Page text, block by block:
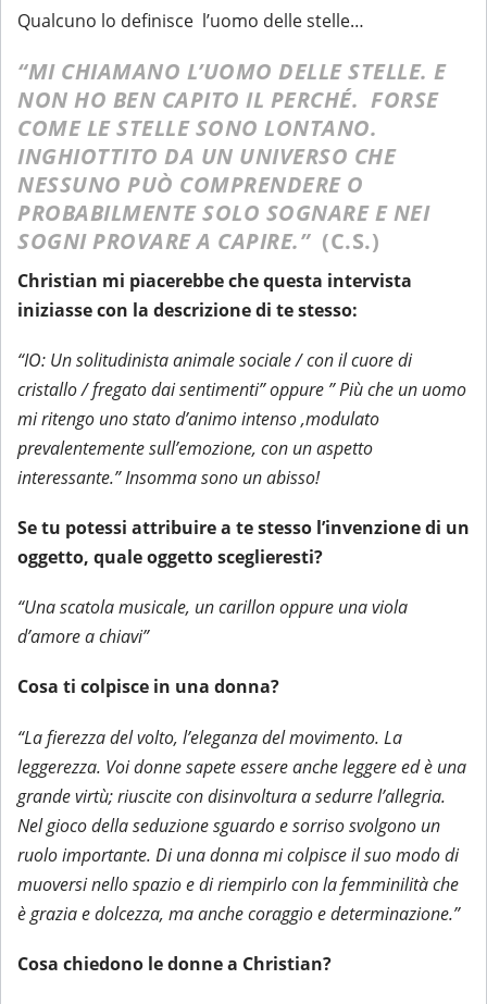
Qualcuno lo definisce l’uomo delle stelle…
“MI CHIAMANO L’UOMO DELLE STELLE. E
NON HO BEN CAPITO IL PERCHÉ. FORSE
COME LE STELLE SONO LONTANO.
INGHIOTTITO DA UN UNIVERSO CHE
NESSUNO PUÒ COMPRENDERE O
PROBABILMENTE SOLO SOGNARE E NEI
SOGNI PROVARE A CAPIRE.”(C.S.)
Christian mi piacerebbe che questa intervista
iniziasse con la descrizione di te stesso:
“IO: Un solitudinista animale sociale / con il cuore di
cristallo / fregato dai sentimenti” oppure ” Più che un uomo
mi ritengo uno stato d’animo intenso ,modulato
prevalentemente sull’emozione, con un aspetto
interessante.” Insomma sono un abisso!
Se tu potessi attribuire a te stesso l’invenzione di un
oggetto, quale oggetto sceglieresti?
“Una scatola musicale, un carillon oppure una viola
d’amore a chiavi”
Cosa ti colpisce in una donna?
“La fierezza del volto, l’eleganza del movimento. La
leggerezza. Voi donne sapete essere anche leggere ed è una
grande virtù; riuscite con disinvoltura a sedurre l’allegria.
Nel gioco della seduzione sguardo e sorriso svolgono un
ruolo importante. Di una donna mi colpisce il suo modo di
muoversi nello spazio e di riempirlo con la femminilità che
è grazia e dolcezza, ma anche coraggio e determinazione.”
Cosa chiedono le donne a Christian?